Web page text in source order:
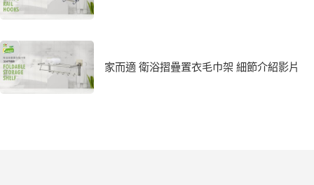
家而適 衛浴摺疊置衣毛巾架 細節介紹影片